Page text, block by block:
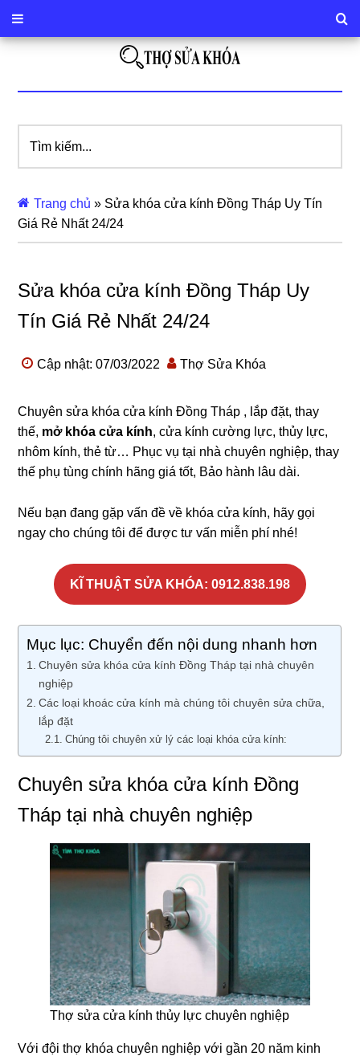
kiếm...
Trang chủ » Sửa khóa cửa kính Đồng Tháp Uy Tín
Giá Rẻ Nhất 24/24
Sửa khóa cửa kính Đồng Tháp Uy
Tín Giá Rẻ Nhất 24/24
Cập nhật: 07/03/2022 Thợ Sửa Khóa
Chuyên sửa khóa cửa kính Đồng Tháp , lắp đặt, thay
thế, mở khóa cửa kính, cửa kính cường lực, thủy lực,
nhôm kính, thẻ từ… Phục vụ tại nhà chuyên nghiệp, thay
thế phụ tùng chính hãng giá tốt, Bảo hành lâu dài.
Nếu bạn đang gặp vấn đề về khóa cửa kính, hãy gọi
ngay cho chúng tôi để được tư vấn miễn phí nhé!
KĨ THUẬT SỬA KHÓA: 0912.838.198
Mục lục: Chuyển đến nội dung nhanh hơn
Chuyên sửa khóa cửa kính Đồng Tháp tại nhà chuyên
nghiệp
Các loại khoác cửa kính mà chúng tôi chuyên sửa chữa,
lắp đặt
Chúng tôi chuyên xử lý các loại khóa cửa kính:
Chuyên sửa khóa cửa kính Đồng
Tháp tại nhà chuyên nghiệp
Thợ sửa cửa kính thủy lực chuyên nghiệp
Với đội thợ khóa chuyên nghiệp với gần 20 năm kinh